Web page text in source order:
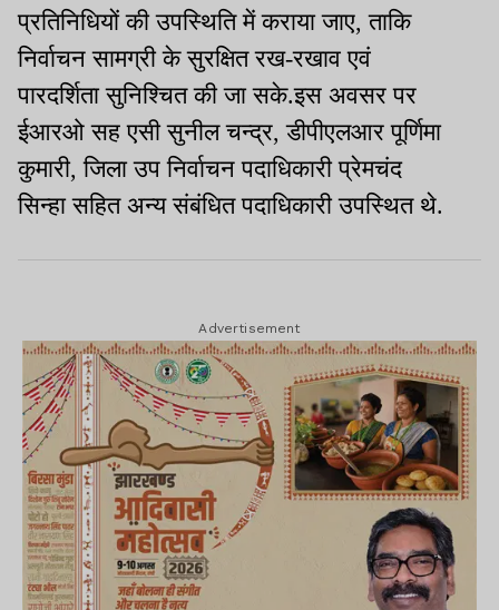
प्रतिनिधियों की उपस्थिति में कराया जाए, ताकि
निर्वाचन सामग्री के सुरक्षित रख-रखाव एवं
पारदर्शिता सुनिश्चित की जा सके.इस अवसर पर
ईआरओ सह एसी सुनील चन्द्र, डीपीएलआर पूर्णिमा
कुमारी, जिला उप निर्वाचन पदाधिकारी प्रेमचंद
सिन्हा सहित अन्य संबंधित पदाधिकारी उपस्थित थे.
Advertisement